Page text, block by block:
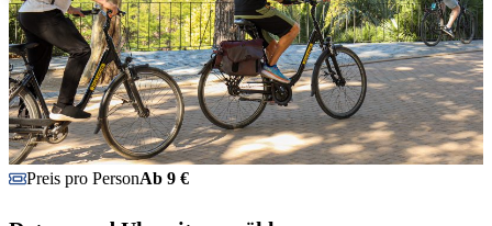
Preis pro PersonAb 9 €